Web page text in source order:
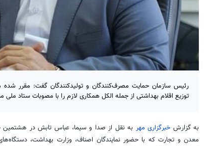
رئیس سازمان حمایت مصرف‌کنندگان و تولیدکنندگان گفت: مقرر
توزیع اقلام بهداشتی از جمله الکل همکاری لازم را با مصوبات ستاد ملی
به گزارش خبرگزاری مهر به نقل از صدا و سیما، عباس تابش در هشتمین
معدن و تجارت که با حضور نمایندگان اصناف، وزارت بهداشت،